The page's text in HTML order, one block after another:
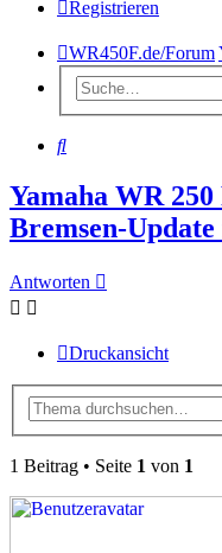
Registrieren
WR450F.de/Forum
Suche
Yamaha WR
Bremsen-
Antworten
Druckansicht
1 Beitrag • Seite 1 von 1